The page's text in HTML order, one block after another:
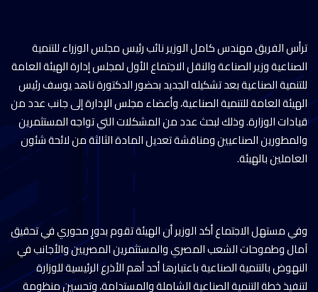
ترأس الفريق مهندس كامل الوزير نائب رئيس مجلس الوزراء للتنمية
الصناعية وزير الصناعة والنقل الاجتماع الأول لمجلس إدارة الهيئة العامة
للتنمية الصناعية بعد تشكيله الجديد بحضور الدكتورة ناهد يوسف رئيس
الهيئة العامة للتنمية الصناعية، وأعضاء مجلس الإدارة إلى جانب عدد من
قيادات الوزارة. وذلك لبحث عدد من المشكلات التي تواجه المستثمرين
والمطورين الصناعيين ومناقشة تعديل المادة الثالثة من لائحة شئون
العاملين بالهيئة.
وفي مستهل الاجتماع أكد الوزير أن الهيئة تقوم بدورٍ محوري في تحقيق
آمال وطموحات الشعب المصري والمستثمرين المصريين والأجانب في
النهوض بالتنمية الصناعية باعتبارها أحد أهم الأذرع الرئيسية للوزارة
لتنفيذ خطة التنمية الصناعية الشاملة والمستدامة، وتحسين منظومة